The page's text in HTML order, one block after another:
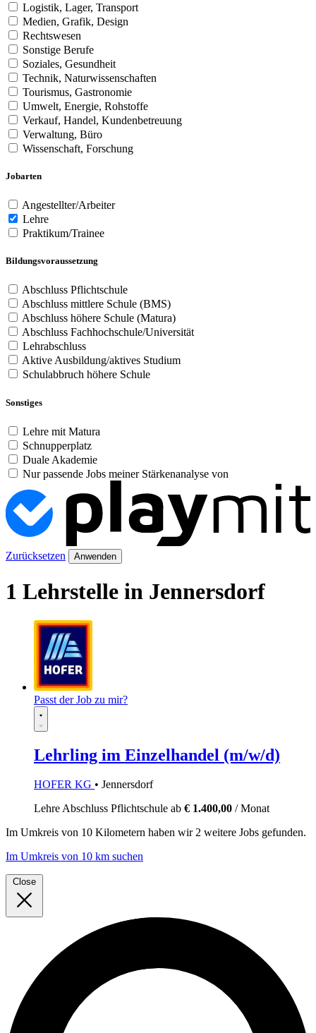
Logistik, Lager, Transport
Medien, Grafik, Design
Rechtswesen
Sonstige Berufe
Soziales, Gesundheit
Technik, Naturwissenschaften
Tourismus, Gastronomie
Umwelt, Energie, Rohstoffe
Verkauf, Handel, Kundenbetreuung
Verwaltung, Büro
Wissenschaft, Forschung
Jobarten
Angestellter/Arbeiter
Lehre
Praktikum/Trainee
Bildungsvoraussetzung
Abschluss Pflichtschule
Abschluss mittlere Schule (BMS)
Abschluss höhere Schule (Matura)
Abschluss Fachhochschule/Universität
Lehrabschluss
Aktive Ausbildung/aktives Studium
Schulabbruch höhere Schule
Sonstiges
Lehre mit Matura
Schnupperplatz
Duale Akademie
Nur passende Jobs meiner Stärkenanalyse von
Zurücksetzen Anwenden
1 Lehrstelle in Jennersdorf
Passt der Job zu mir?
Lehrling im Einzelhandel (m/w/d)
HOFER KG • Jennersdorf
LehreAbschluss Pflichtschule ab € 1.400,00 / Monat
Im Umkreis von 10 Kilometern haben wir2 weitere Jobs gefunden.
Im Umkreis von 10 km suchen
Close